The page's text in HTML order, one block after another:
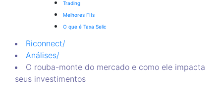
Trading
Melhores FIIs
O que é Taxa Selic
Riconnect/
Análises/
O rouba-monte do mercado e como ele impacta
seus investimentos